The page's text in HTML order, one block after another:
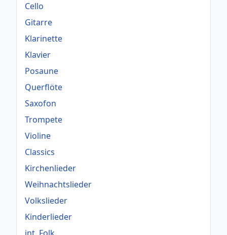
Cello
Gitarre
Klarinette
Klavier
Posaune
Querflöte
Saxofon
Trompete
Violine
Classics
Kirchenlieder
Weihnachtslieder
Volkslieder
Kinderlieder